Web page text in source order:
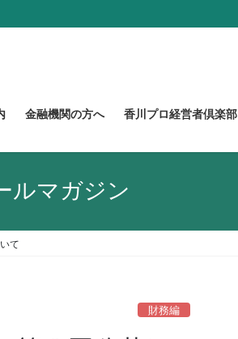
金融機関の方へ 香川プロ経営者倶楽部
ルマガジン
て
財務編